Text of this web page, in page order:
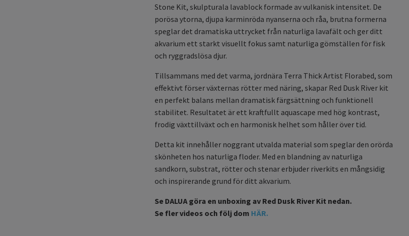
Stone Kit, skulpturala lavablock formade av vulkanisk intensitet. De
porösa ytorna, djupa karminröda nyanserna och råa, brutna formerna
speglar det dramatiska uttrycket från naturliga lavafält och ger ditt
akvarium ett starkt visuellt fokus samt naturliga gömställen för fisk
och ryggradslösa djur.
Tillsammans med det varma, jordnära Terra Thick Artist Florabed, som
effektivt förser växternas rötter med näring, skapar Red Dusk River kit
en perfekt balans mellan dramatisk färgsättning och funktionell
stabilitet. Resultatet är ett kraftfullt aquascape med hög kontrast,
frodig växttillväxt och en harmonisk helhet som håller över tid.
Detta kit innehåller noggrant utvalda material som speglar den orörda
skönheten hos naturliga floder. Med en blandning av naturliga
sandkorn, substrat, rötter och stenar erbjuder riverkits en mångsidig
och inspirerande grund för ditt akvarium.
Se DALUA göra en unboxing av Red Dusk River Kit nedan.
Se fler videos och följ dom HÄR.